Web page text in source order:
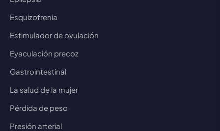
Esquizofrenia
Estimulador de ovulación
Eyaculación precoz
Gastrointestinal
La salud de la mujer
Pérdida de peso
Presión arterial